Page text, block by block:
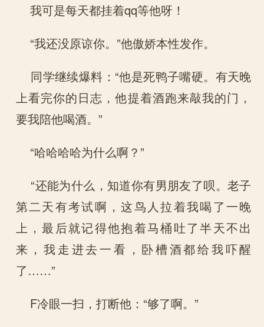
我可是每天都挂着qq等他呀！
“我还没原谅你。”他傲娇本性发作。
同学继续爆料：“他是死鸭子嘴硬。有天晚
上看完你的日志，他提着酒跑来敲我的门，
要我陪他喝酒。”
“哈哈哈哈为什么啊？”
“还能为什么，知道你有男朋友了呗。老子
第二天有考试啊，这鸟人拉着我喝了一晚
上，最后就记得他抱着马桶吐了半天不出
来，我走进去一看，卧槽酒都给我吓醒
了……”
F冷眼一扫，打断他：“够了啊。”